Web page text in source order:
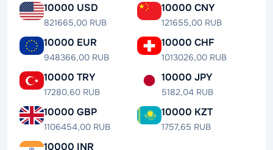
10000 USD
821665,00 RUB
10000 CNY
121655,00 RUB
10000 EUR
948366,00 RUB
10000 CHF
1013026,00 RUB
10000 TRY
17280,60 RUB
10000 JPY
5182,04 RUB
10000 GBP
1106454,00 RUB
10000 KZT
1757,65 RUB
10000 INR